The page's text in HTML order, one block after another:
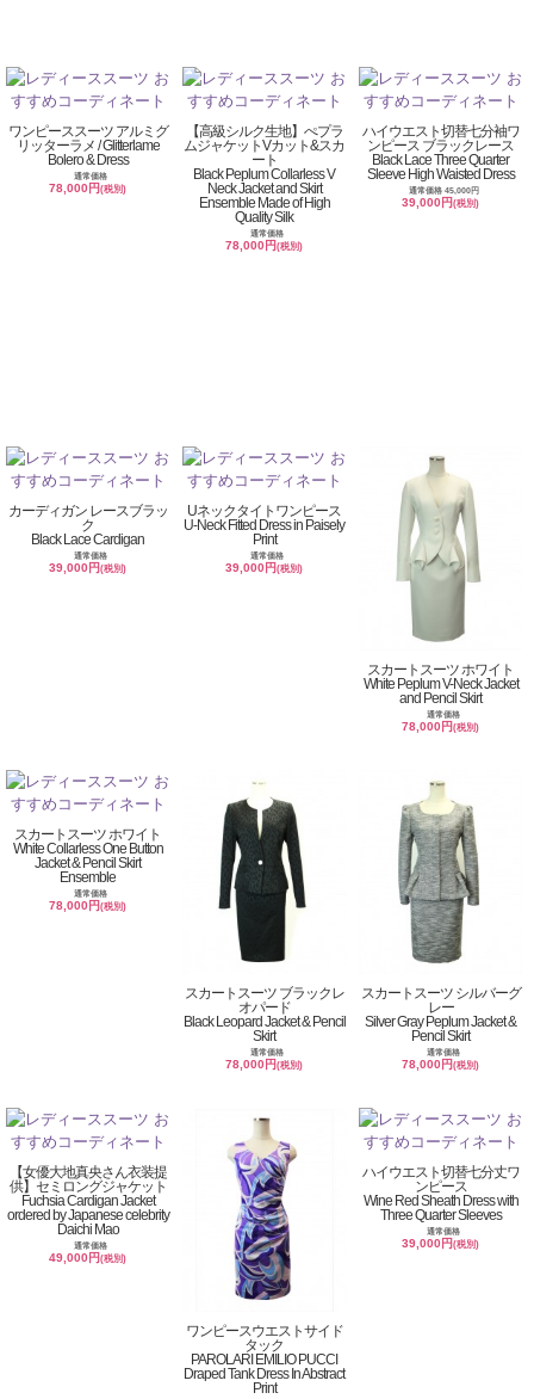
ワンピーススーツ アルミグ
リッターラメ / Glitterlame
Bolero & Dress
通常価格
78,000円(税別)
【高級シルク生地】ぺプラ
ムジャケットVカット&スカ
ート
Black Peplum Collarless V
Neck Jacket and Skirt
Ensemble Made of High
Quality Silk
通常価格
78,000円(税別)
ハイウエスト切替七分袖ワ
ンピース ブラックレース
Black Lace Three Quarter
Sleeve High Waisted Dress
通常価格 45,000円
39,000円(税別)
カーディガン レースブラッ
ク
Black Lace Cardigan
通常価格
39,000円(税別)
Uネックタイトワンピース
U-Neck Fitted Dress in Paisely
Print
通常価格
39,000円(税別)
スカートスーツ ホワイト
White Peplum V-Neck Jacket
and Pencil Skirt
通常価格
78,000円(税別)
スカートスーツ ホワイト
White Collarless One Button
Jacket & Pencil Skirt
Ensemble
通常価格
78,000円(税別)
スカートスーツ ブラックレ
オパード
Black Leopard Jacket & Pencil
Skirt
通常価格
78,000円(税別)
スカートスーツ シルバーグ
レー
Silver Gray Peplum Jacket &
Pencil Skirt
通常価格
78,000円(税別)
【女優大地真央さん衣装提
供】セミロングジャケット
Fuchsia Cardigan Jacket
ordered by Japanese celebrity
Daichi Mao
通常価格
49,000円(税別)
ワンピースウエストサイド
タック
PAROLARI EMILIO PUCCI
Draped Tank Dress In Abstract
Print
ハイウエスト切替七分丈ワ
ンピース
Wine Red Sheath Dress with
Three Quarter Sleeves
通常価格
39,000円(税別)